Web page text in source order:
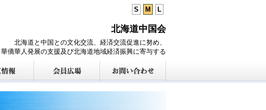
S M L
北海道中国会
北海道と中国との文化交流、経済交流促進に努め、
僑華人発展の支援及び北海道地域経済振興に寄与する